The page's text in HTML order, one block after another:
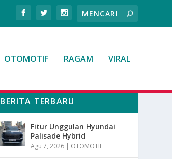
OTOMOTIF RAGAM VIRAL
BERITA TERBARU
Fitur Unggulan Hyundai
Palisade Hybrid
Agu 7, 2026 | OTOMOTIF